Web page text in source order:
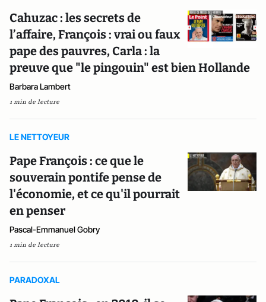
Cahuzac : les secrets de
l’affaire, François : vrai ou faux
pape des pauvres, Carla : la
preuve que "le pingouin" est bien Hollande
Barbara Lambert
1 min de lecture
LE NETTOYEUR
Pape François : ce que le
souverain pontife pense de
l'économie, et ce qu'il pourrait
en penser
Pascal-Emmanuel Gobry
1 min de lecture
PARADOXAL